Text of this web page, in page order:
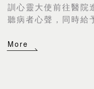
訓心靈大使前往醫院
聽病者心聲，同時給
More